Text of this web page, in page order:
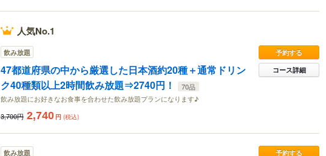
人気No.1
飲み放題
47都道府県の中から厳選した日本酒約20種＋通常ドリン
ク40種類以上2時間飲み放題⇒2740円！
70品
飲み放題にお好きなお食事を合わせた飲み放題プランになります♪
予約する
コース詳細
3,700円 2,740 円 (税込)
飲み放題
予約する